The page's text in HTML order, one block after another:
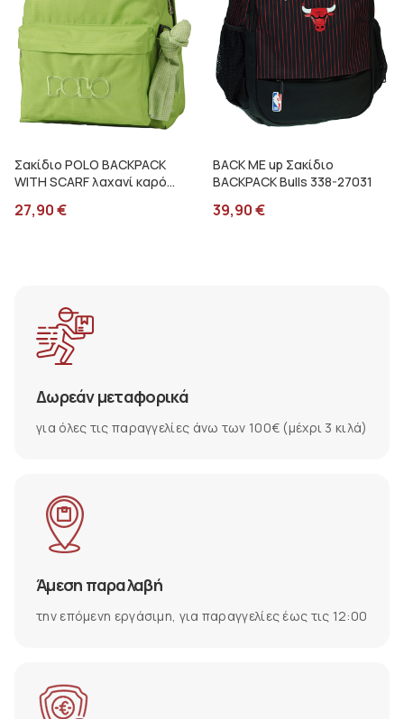
Σακίδιο POLO BACKPACK
WITH SCARF λαχανί καρό
27,90€
BACK ME up Σακίδιο
BACKPACK Bulls 338-27031
39,90€
Δωρεάν μεταφορικά
για όλες τις παραγγελίες άνω των 100€ (μέχρι 3 κιλά)
Άμεση παραλαβή
την επόμενη εργάσιμη, για παραγγελίες έως τις 12:00